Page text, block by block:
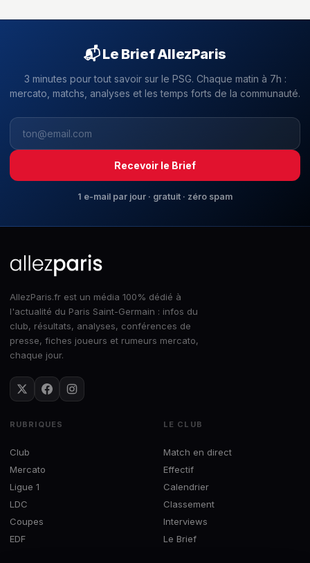
📬 Le Brief AllezParis
3 minutes pour tout savoir sur le PSG. Chaque matin à 7h :
mercato, matchs, analyses et les temps forts de la communauté.
Recevoir le Brief
1 e-mail par jour · gratuit · zéro spam
AllezParis.fr est un média 100% dédié à
l'actualité du Paris Saint-Germain : infos du
club, résultats, analyses, conférences de
presse, fiches joueurs et rumeurs mercato,
chaque jour.
RUBRIQUES
Club
Mercato
Ligue 1
LDC
Coupes
EDF
LE CLUB
Match en direct
Effectif
Calendrier
Classement
Interviews
Le Brief